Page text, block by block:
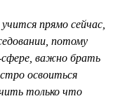
прямо сейчас,
потому
сфере, важно брать
освоиться
только что